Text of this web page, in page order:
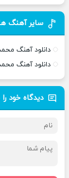
سایر آهنگ
دانلود آهنگ
دانلود آهنگ
دیدگاه خود را